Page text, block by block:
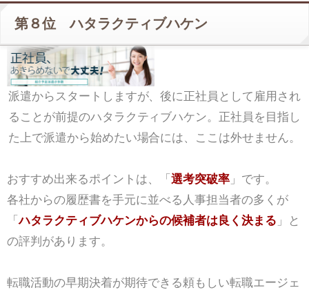
第８位 ハタラクティブハケン
派遣からスタートしますが、後に正社員として雇用され
ることが前提のハタラクティブハケン。正社員を目指し
た上で派遣から始めたい場合には、ここは外せません。
おすすめ出来るポイントは、「 選考突破率」です。
各社からの履歴書を手元に並べる人事担当者の多くが
「ハタラクティブハケンからの候補者は良く決まる 」と
の評判があります。
転職活動の早期決着が期待できる頼もしい転職エージェ